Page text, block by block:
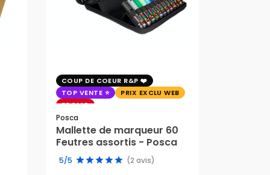
COUP DE COEUR R&P
TOP VENTE
PRIX EXCLU WEB
PROMO
Posca
Mallette de marqueur 60
Feutres assortis - Posca
5/5 (2 avis)
289,00 €
199,00 €